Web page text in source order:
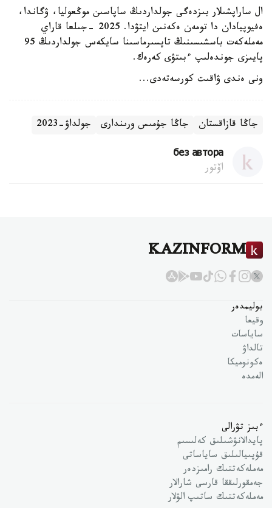
ال ساراپشىلار بىزدەگى جولداردىڭ ساپاسىن موڭعوليا، ۋگاندا،
ەفيوپيادان دا تومەن ەكەنىن ايتۋدا. 2025 -جىلعا قاراي
مەملەكەت باسشىسىنىڭ تاپسىرماسىنا سايكەس جولداردىڭ 95
پايىزى جوندەلىپ ءبىتۋى كەرەك.
ونى ەندى ۋاقىت كورسەتەدى...
جاڭا قازاقستان جاڭا جۇمىس ورىندارى جولداۋ-2023
без автора
اۆتور
KAZINFORM
بوليمدەر
وقيعا
ساياسات
تالداۋ
ەكونوميكا
الەمدە
ءبىز تۋرالى
پايدالانۋشىلىق كەلىسىم
قۇپىيالىلىق ساياساتى
مەملەكەتتىك رامىزدەر
جەمقورلىققا قارسى شارالار
مەملەكەتتىك ساتىپ الۋلار